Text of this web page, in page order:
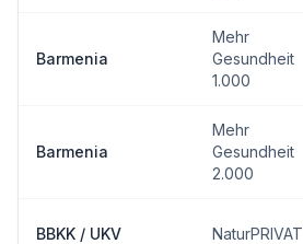
Barmenia
Mehr
Gesundheit
1.000
Barmenia
Mehr
Gesundheit
2.000
BBKK / UKV NaturPRIVAT